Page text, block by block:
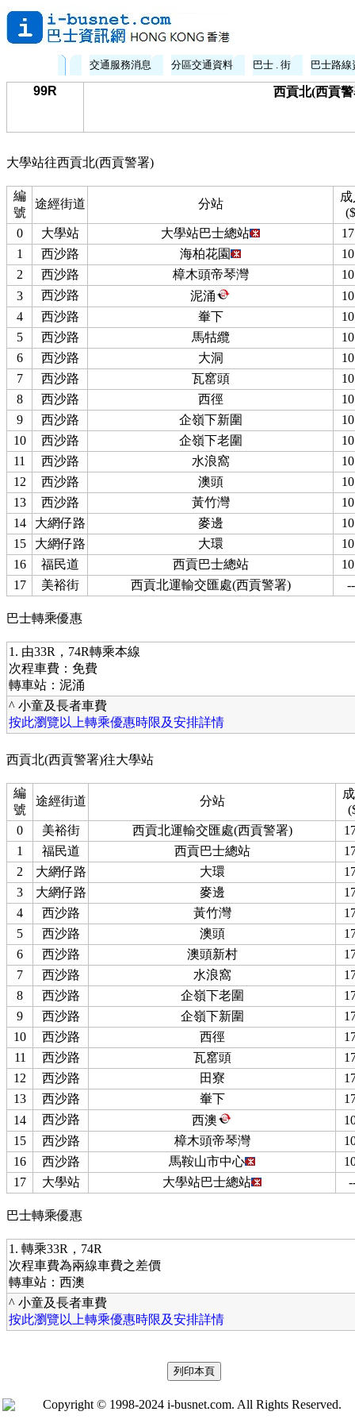
交通服務消息 分區交通資料 巴士 . 街 巴士路線
99R 西貢北(西貢
大學站往西貢北(西貢警署)
編
號
途經街道 分站
0
大學站 大學站巴士總站
1
西沙路 海柏花園
2
西沙路 樟木頭帝琴灣
3
西沙路 泥涌
4
西沙路 輋下
5
西沙路 馬牯纜
6
西沙路 大洞
7
西沙路 瓦窰頭
8
西沙路 西徑
9
西沙路 企嶺下新圍
10
西沙路 企嶺下老圍
11
西沙路 水浪窩
12
西沙路 澳頭
13
西沙路 黃竹灣
14
大網仔路 麥邊
15
大網仔路 大環
16
福民道 西貢巴士總站
17
美裕街 西貢北運輸交匯處(西貢警署)
巴士轉乘優惠
1. 由33R，74R轉乘本線
次程車費：免費
轉車站：泥涌
^ 小童及長者車費
按此瀏覽以上轉乘優惠時限及安排詳情
西貢北(西貢警署)往大學站
編
號
途經街道 分站
0
美裕街 西貢北運輸交匯處(西貢警署)
1
福民道 西貢巴士總站
2
大網仔路 大環
3
大網仔路 麥邊
4
西沙路 黃竹灣
5
西沙路 澳頭
6
西沙路 澳頭新村
7
西沙路 水浪窩
8
西沙路 企嶺下老圍
9
西沙路 企嶺下新圍
10
西沙路 西徑
11
西沙路 瓦窰頭
12
西沙路 田寮
13
西沙路 輋下
14
西沙路 西澳
15
西沙路 樟木頭帝琴灣
16
西沙路 馬鞍山市中心
17
大學站 大學站巴士總站
巴士轉乘優惠
1. 轉乘33R，74R
次程車費為兩線車費之差價
轉車站：西澳
^ 小童及長者車費
按此瀏覽以上轉乘優惠時限及安排詳情
Copyright © 1998-2024 i-busnet.com. All Rights Reserved.